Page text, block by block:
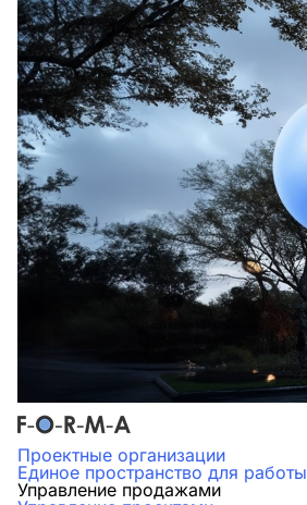
Проектные организации
Единое пространство для работы
Управление продажами